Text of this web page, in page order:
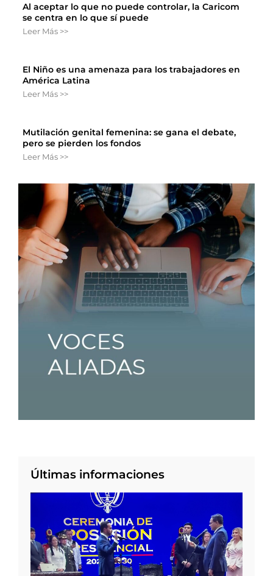
Al aceptar lo que no puede controlar, la Caricom
se centra en lo que sí puede
Leer Más >>
El Niño es una amenaza para los trabajadores en
América Latina
Leer Más >>
Mutilación genital femenina: se gana el debate,
pero se pierden los fondos
Leer Más >>
Últimas informaciones